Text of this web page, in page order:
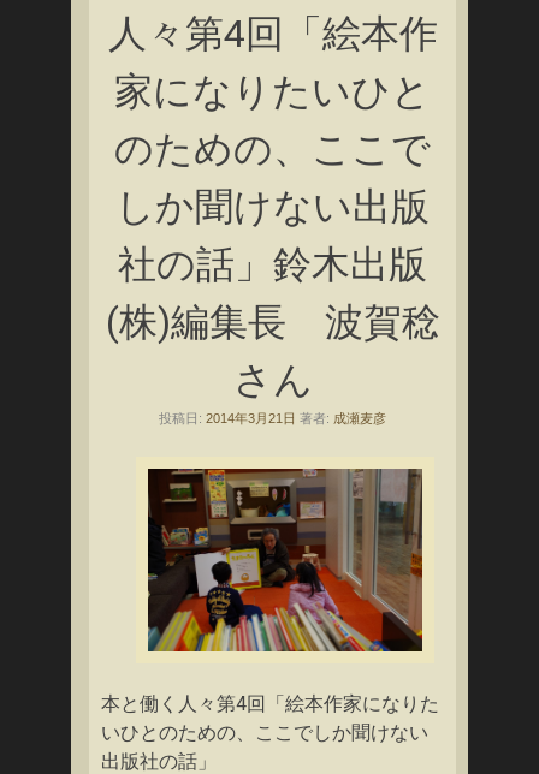
人々第4回「絵本作
家になりたいひと
のための、ここで
しか聞けない出版
社の話」鈴木出版
(株)編集長 波賀稔
さん
投稿日: 2014年3月21日 著者: 成瀬麦彦
本と働く人々第4回「絵本作家になりた
いひとのための、ここでしか聞けない
出版社の話」